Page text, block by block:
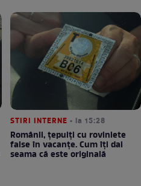
STIRI INTERNE • la 15:28
Românii, țepuiți cu roviniete
false în vacanțe. Cum îți dai
seama că este originală